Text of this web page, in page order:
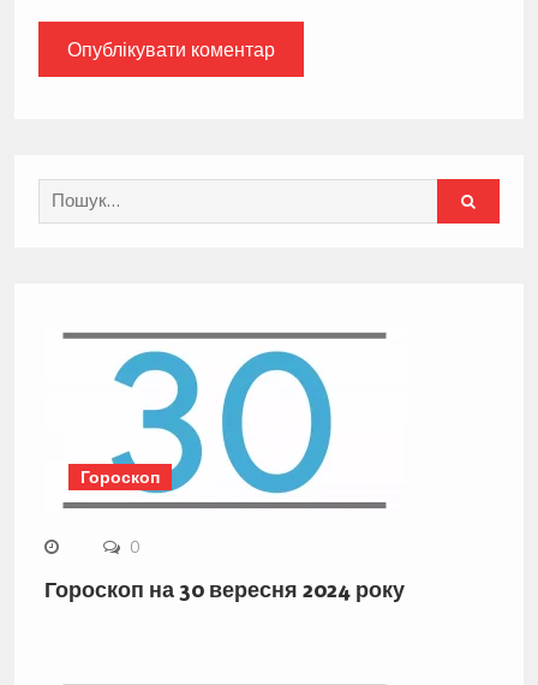
Search
for:
Гороскоп
0
Гороскоп на 30 вересня 2024 року